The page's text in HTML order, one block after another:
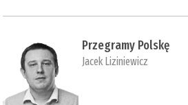
Przegramy Polskę
Jacek Liziniewicz